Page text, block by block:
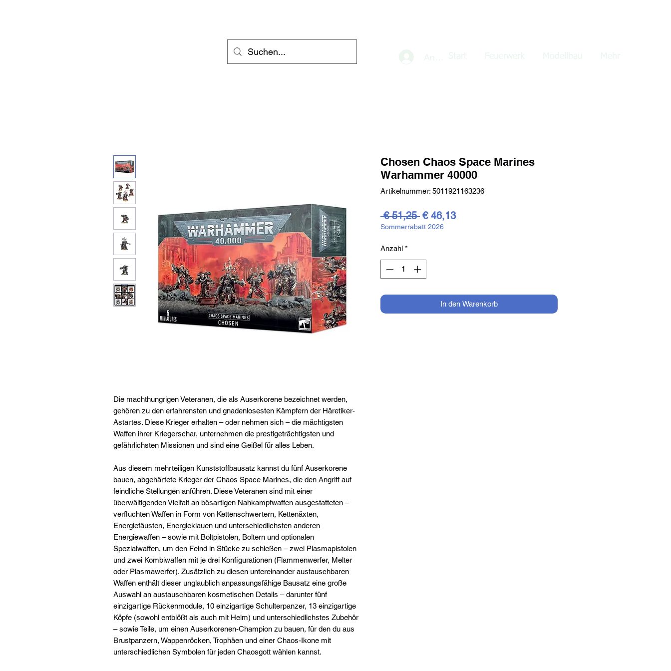
Die machthungrigen Veteranen, die als Auserkorene bezeichnet werden,
gehören zu den erfahrensten und gnadenlosesten Kämpfern der Häretiker-
Astartes. Diese Krieger erhalten – oder nehmen sich – die mächtigsten
Waffen ihrer Kriegerschar, unternehmen die prestigeträchtigsten und
gefährlichsten Missionen und sind eine Geißel für alles Leben.
Aus diesem mehrteiligen Kunststoffbausatz kannst du fünf Auserkorene
bauen, abgehärtete Krieger der Chaos Space Marines, die den Angriff auf
feindliche Stellungen anführen. Diese Veteranen sind mit einer
überwältigenden Vielfalt an bösartigen Nahkampfwaffen ausgestatteten –
verfluchten Waffen in Form von Kettenschwertern, Kettenäxten,
Energiefäusten, Energieklauen und unterschiedlichsten anderen
Energiewaffen – sowie mit Boltpistolen, Boltern und optionalen
Spezialwaffen, um den Feind in Stücke zu schießen – zwei Plasmapistolen
und zwei Kombiwaffen mit je drei Konfigurationen (Flammenwerfer, Melter
oder Plasmawerfer). Zusätzlich zu diesen untereinander austauschbaren
Waffen enthält dieser unglaublich anpassungsfähige Bausatz eine große
Auswahl an austauschbaren kosmetischen Details – darunter fünf
einzigartige Rückenmodule, 10 einzigartige Schulterpanzer, 13 einzigartige
Köpfe (sowohl entblößt als auch mit Helm) und unterschiedlichstes Zubehör
– sowie Teile, um einen Auserkorenen-Champion zu bauen, für den du aus
Brustpanzern, Wappenröcken, Trophäen und einer Chaos-Ikone mit
unterschiedlichen Symbolen für jeden Chaosgott wählen kannst.
Chosen Chaos Space Marines
Warhammer 40000
Artikelnummer: 5011921163236
€ 51,25 Standardpreis
€ 46,13Sale-
Sommerrabatt 2026
Anzahl *
In den Warenkorb